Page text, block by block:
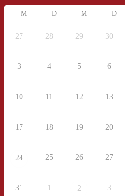
M D M D
27 28 29 30
3 4 5 6
10 11 12 13
17 18 19 20
24 25 26 27
31 1 2 3